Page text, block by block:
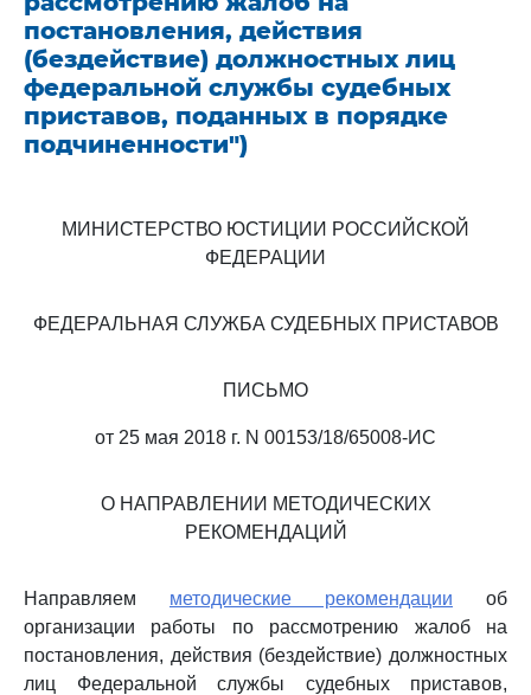
постановления, действия
(бездействие) должностных лиц
федеральной службы судебных
приставов, поданных в порядке
подчиненности")
МИНИСТЕРСТВО ЮСТИЦИИ РОССИЙСКОЙ
ФЕДЕРАЦИИ
ФЕДЕРАЛЬНАЯ СЛУЖБА СУДЕБНЫХ ПРИСТАВОВ
ПИСЬМО
от 25 мая 2018 г. N 00153/18/65008-ИС
О НАПРАВЛЕНИИ МЕТОДИЧЕСКИХ
РЕКОМЕНДАЦИЙ
Направляем методические рекомендации об
организации работы по рассмотрению жалоб на
постановления, действия (бездействие) должностных
лиц Федеральной службы судебных приставов,